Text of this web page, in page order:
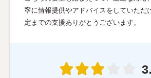
寧に情報提供やアドバイスをしていただ
定までの支援ありがとうございます。